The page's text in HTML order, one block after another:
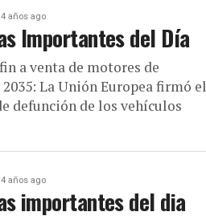
4 años ago
Importantes del Día
a venta de motores de
La Unión Europea firmó el
defunción de los vehículos
4 años ago
importantes del dia